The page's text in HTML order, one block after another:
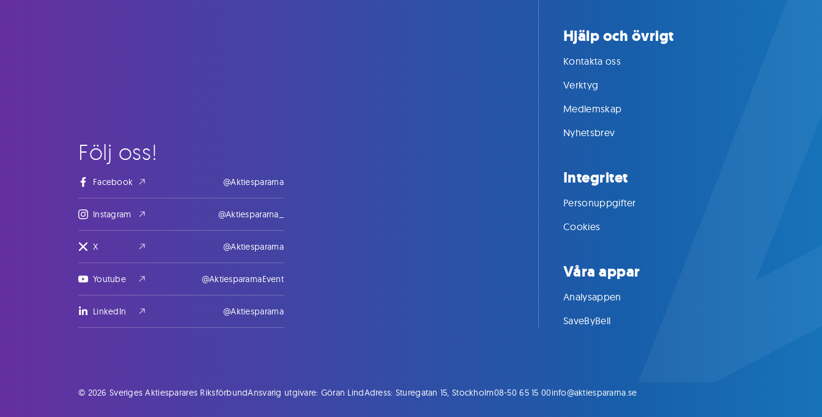
Följ oss!
Facebook @Aktiespararna
Instagram @Aktiespararna_
X @Aktiespararna
Youtube @AktiespararnaEvent
LinkedIn @Aktiespararna
Hjälp och övrigt
Kontakta oss
Verktyg
Medlemskap
Nyhetsbrev
Integritet
Personuppgifter
Cookies
Våra appar
Analysappen
SaveByBell
© 2026 Sveriges Aktiesparares RiksförbundAnsvarig utgivare: Göran LindAdress: Sturegatan 15, Stockholm08-50 65 15 00info@aktiespararna.se